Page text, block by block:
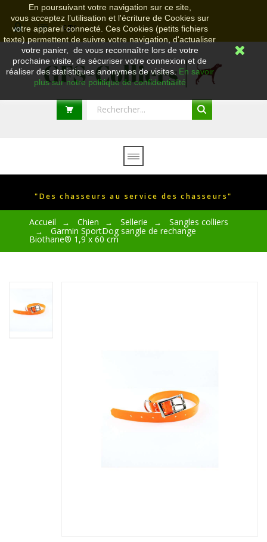
En poursuivant votre navigation sur ce site,
vous acceptez l’utilisation et l'écriture de Cookies sur
votre appareil connecté. Ces Cookies (petits fichiers
texte) permettent de suivre votre navigation, d'actualiser
votre panier, de vous reconnaître lors de votre
prochaine visite, de sécuriser votre connexion et de
réaliser des statistiques anonymes de visites. En savoir
plus sur notre politique de confidentialité
cgv
"Des chasseurs au service des chasseurs"
Accueil → Chien → Sellerie → Sangles colliers
→ Garmin SportDog sangle de rechange
Biothane® 1,9 x 60 cm